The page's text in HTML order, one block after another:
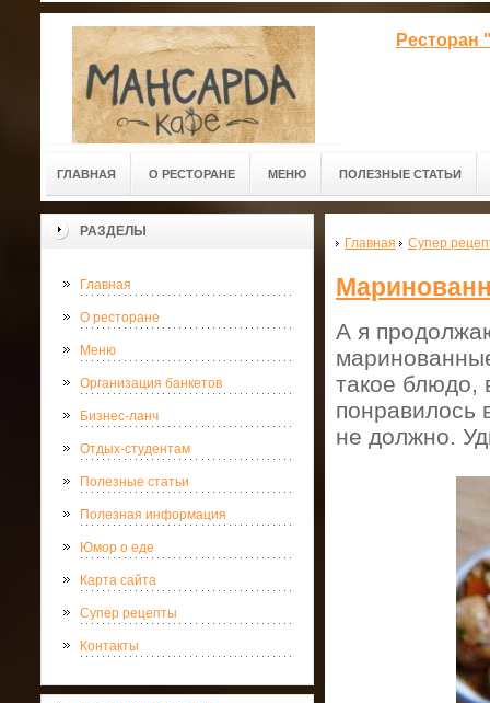
Ресторан
ГЛАВНАЯ О РЕСТОРАНЕ МЕНЮ ПОЛЕЗНЫЕ СТАТЬИ
РАЗДЕЛЫ
Главная
О ресторане
Меню
Организация банкетов
Бизнес-ланч
Отдых-студентам
Полезные статьи
Полезная информация
Юмор о еде
Карта сайта
Супер рецепты
Контакты
Главная Супер
А я
такое блюдо,
понравилось
не должно.